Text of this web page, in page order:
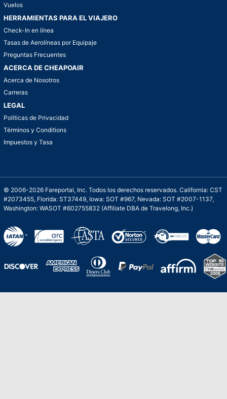
Vuelos
HERRAMIENTAS PARA EL VIAJERO
Check-In en línea
Tasas de Aerolíneas por Equipaje
Preguntas Frecuentes
ACERCA DE CHEAPOAIR
Acerca de Nosotros
Carreras
LEGAL
Políticas de Privacidad
Términos y Conditions
Impuestos y Tasa
© 2006-2026 Fareportal, Inc. Todos los derechos reservados. California: CST
#2073455, Florida: ST37449, Iowa: SOT #967, Nevada: SOT #2007-1137,
Washington: WASOT #602755832 (Affiliate DBA de Travelong, Inc.)